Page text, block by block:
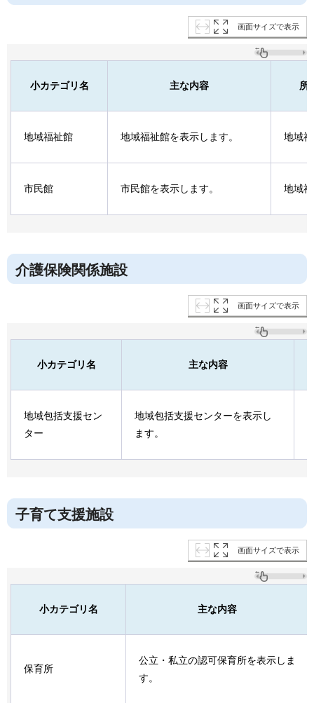
画面サイズで表示
小カテゴリ名 主な内容 所
地域福祉館 地域福祉館を表示します。 地域
市民館 市民館を表示します。 地域
介護保険関係施設
画面サイズで表示
小カテゴリ名 主な内容
地域包括支援セン
ター
地域包括支援センターを表示し
ます。
子育て支援施設
画面サイズで表示
小カテゴリ名 主な内容
保育所
公立・私立の認可保育所を表示しま
す。